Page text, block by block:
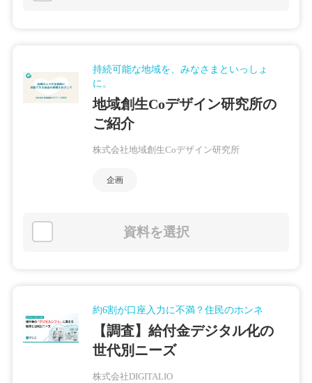
持続可能な地域を、みなさまといっしょ
に。
地域創生Coデザイン研究所の
ご紹介
株式会社地域創生Coデザイン研究所
企画
資料を選択
約6割が口座入力に不満？住民のホンネ
【調査】給付金デジタル化の
世代別ニーズ
株式会社DIGITALIO